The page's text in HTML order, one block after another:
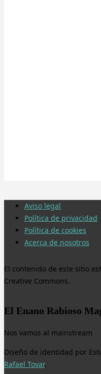
Aviso legal
Política de privacidad
Política de cookies
Acerca de nosotros
El contenido de este sitio
Creative Commons.
El Enano Rabioso
Nos vamos al mainstream
Diseño de identidad por
Rafael Tovar.